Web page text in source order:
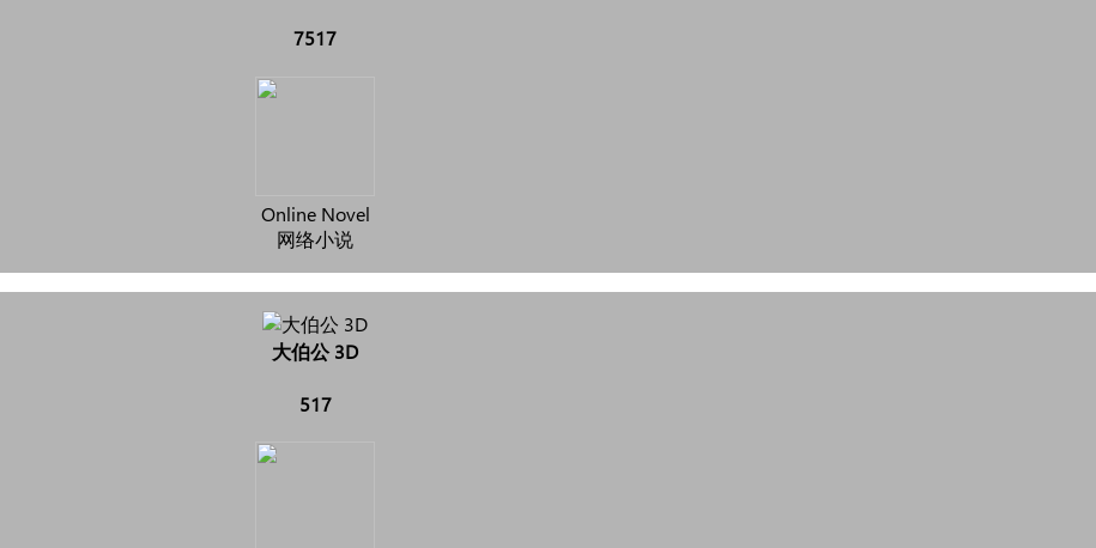
7517
Online Novel
网络小说
大伯公 3D
517